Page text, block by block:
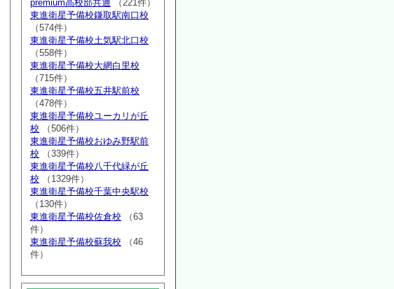
premium高校部共通 （221件）
東進衛星予備校鎌取駅南口校
（574件）
東進衛星予備校土気駅北口校
（558件）
東進衛星予備校大網白里校
（715件）
東進衛星予備校五井駅前校
（478件）
東進衛星予備校ユーカリが丘
校 （506件）
東進衛星予備校おゆみ野駅前
校 （339件）
東進衛星予備校八千代緑が丘
校 （1329件）
東進衛星予備校千葉中央駅校
（130件）
東進衛星予備校佐倉校 （63
件）
東進衛星予備校蘇我校 （46
件）